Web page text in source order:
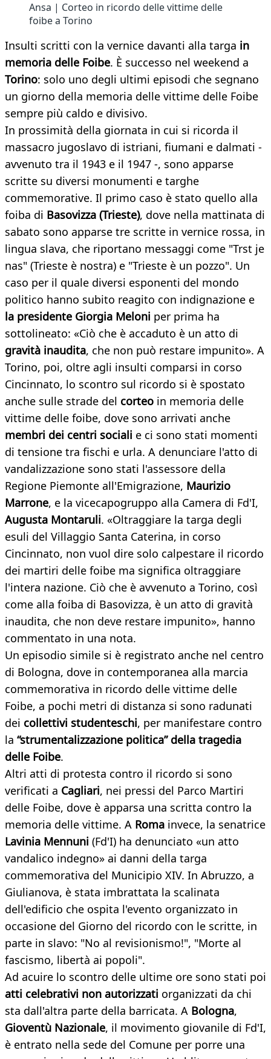
Ansa | Corteo in ricordo delle vittime delle
foibe a Torino
Insulti scritti con la vernice davanti alla targa in
memoria delle Foibe. È successo nel weekend a
Torino: solo uno degli ultimi episodi che segnano
un giorno della memoria delle vittime delle Foibe
sempre più caldo e divisivo.
In prossimità della giornata in cui si ricorda il
massacro jugoslavo di istriani, fiumani e dalmati -
avvenuto tra il 1943 e il 1947 -, sono apparse
scritte su diversi monumenti e targhe
commemorative. Il primo caso è stato quello alla
foiba di Basovizza (Trieste), dove nella mattinata di
sabato sono apparse tre scritte in vernice rossa, in
lingua slava, che riportano messaggi come "Trst je
nas" (Trieste è nostra) e "Trieste è un pozzo". Un
caso per il quale diversi esponenti del mondo
politico hanno subito reagito con indignazione e
la presidente Giorgia Meloni per prima ha
sottolineato: «Ciò che è accaduto è un atto di
gravità inaudita, che non può restare impunito». A
Torino, poi, oltre agli insulti comparsi in corso
Cincinnato, lo scontro sul ricordo si è spostato
anche sulle strade del corteo in memoria delle
vittime delle foibe, dove sono arrivati anche
membri dei centri sociali e ci sono stati momenti
di tensione tra fischi e urla. A denunciare l'atto di
vandalizzazione sono stati l'assessore della
Regione Piemonte all'Emigrazione, Maurizio
Marrone, e la vicecapogruppo alla Camera di Fd'I,
Augusta Montaruli. «Oltraggiare la targa degli
esuli del Villaggio Santa Caterina, in corso
Cincinnato, non vuol dire solo calpestare il ricordo
dei martiri delle foibe ma significa oltraggiare
l'intera nazione. Ciò che è avvenuto a Torino, così
come alla foiba di Basovizza, è un atto di gravità
inaudita, che non deve restare impunito», hanno
commentato in una nota.
Un episodio simile si è registrato anche nel centro
di Bologna, dove in contemporanea alla marcia
commemorativa in ricordo delle vittime delle
Foibe, a pochi metri di distanza si sono radunati
dei collettivi studenteschi, per manifestare contro
la “strumentalizzazione politica” della tragedia
delle Foibe.
Altri atti di protesta contro il ricordo si sono
verificati a Cagliari, nei pressi del Parco Martiri
delle Foibe, dove è apparsa una scritta contro la
memoria delle vittime. A Roma invece, la senatrice
Lavinia Mennuni (Fd'I) ha denunciato «un atto
vandalico indegno» ai danni della targa
commemorativa del Municipio XIV. In Abruzzo, a
Giulianova, è stata imbrattata la scalinata
dell'edificio che ospita l'evento organizzato in
occasione del Giorno del ricordo con le scritte, in
parte in slavo: "No al revisionismo!", "Morte al
fascismo, libertà ai popoli".
Ad acuire lo scontro delle ultime ore sono stati poi
atti celebrativi non autorizzati organizzati da chi
sta dall'altra parte della barricata. A Bologna,
Gioventù Nazionale, il movimento giovanile di Fd'I,
è entrato nella sede del Comune per porre una